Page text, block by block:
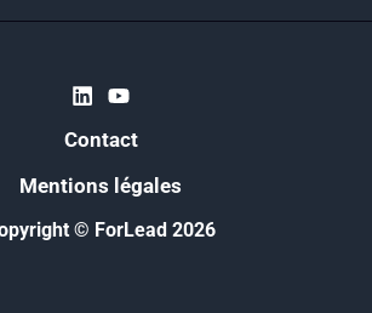
Contact
Mentions légales
© ForLead 2026